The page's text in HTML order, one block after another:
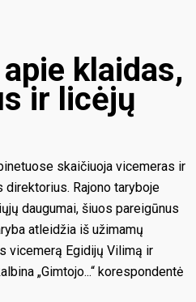
klaidas,
ir licėjų
skaičiuoja vicemeras ir
Rajono taryboje
daugumai, šiuos pareigūnus
atleidžia iš užimamų
vicemerą Egidijų Vilimą ir
„Gimtojo...“ korespondentė